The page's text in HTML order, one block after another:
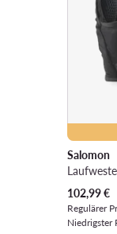
Salomon
Aktueller
102,99€
Regulärer
Niedrigster